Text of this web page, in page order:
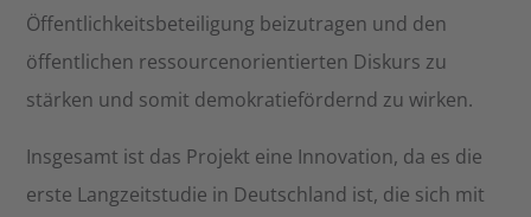
Öffentlichkeitsbeteiligung beizutragen und den
öffentlichen ressourcenorientierten Diskurs zu
stärken und somit demokratiefördernd zu wirken.
Insgesamt ist das Projekt eine Innovation, da es die
erste Langzeitstudie in Deutschland ist, die sich mit